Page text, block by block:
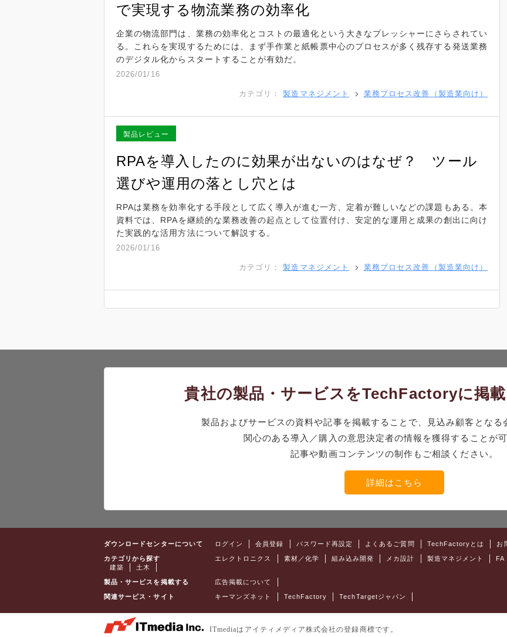
で実現する物流業務の効率化
企業の物流部門は、業務の効率化とコストの最適化という大きなプレッシャーにさらされてい
る。これらを実現するためには、まず手作業と紙帳票中心のプロセスが多く残存する発送業務
のデジタル化からスタートすることが有効だ。
2026/01/16
カテゴリ： 製造マネジメント 業務プロセス改善（製造業向け）
製品レビュー
RPAを導入したのに効果が出ないのはなぜ？ ツール
選びや運用の落とし穴とは
RPAは業務を効率化する手段として広く導入が進む一方、定着が難しいなどの課題もある。本
資料では、RPAを継続的な業務改善の起点として位置付け、安定的な運用と成果の創出に向け
た実践的な活用方法について解説する。
2026/01/16
カテゴリ： 製造マネジメント 業務プロセス改善（製造業向け）
貴社の製品・サービスをTechFactoryに掲
製品およびサービスの資料や記事を掲載することで、見込み顧客となる
関心のある導入／購入の意思決定者の情報を獲得することが可
記事や動画コンテンツの制作もご相談ください。
詳細はこちら
ダウンロードセンターについて ログイン 会員登録 パスワード再設定 よくあるご質問 TechFactoryとは お
カテゴリから探す エレクトロニクス 素材／化学 組み込み開発 メカ設計 製造マネジメント FA
建築
土木
製品・サービスを掲載する 広告掲載について
関連サービス・サイト キーマンズネット TechFactory TechTargetジャパン
ITmediaはアイティメディア株式会社の登録商標です。